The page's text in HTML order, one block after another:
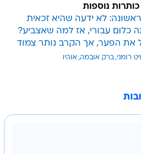
נוספות
עבורי, אז למה שאצביע?
את הפער, אך הקרב נותר צמוד
רומני ברק אובמה אוהיו